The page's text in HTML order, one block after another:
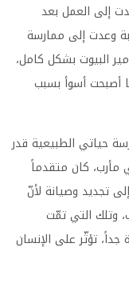
إلى العمل بعد
وعدت إلى ممارسة
البيوت بشكل كامل،
أصبحت أسوأ بسبب
حياتي الطبيعية قدر
مأرب، كان متقدماً
تجديد وصيانة لأنّ
وتلك التي تمّت
تؤثّر على الإنسان